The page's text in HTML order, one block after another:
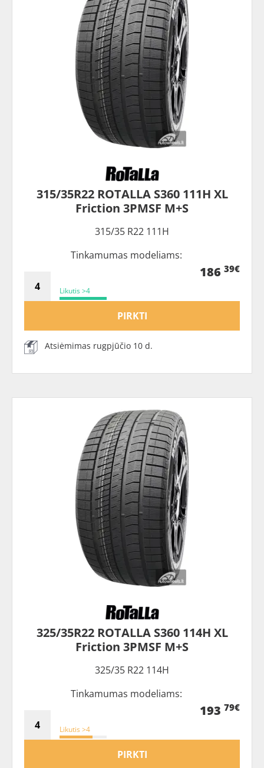
315/35R22 ROTALLA S360 111H XL
Friction 3PMSF M+S
315/35 R22 111H
Tinkamumas modeliams:
Likutis >4
186 39€
PIRKTI
Atsiėmimas rugpjūčio 10 d.
325/35R22 ROTALLA S360 114H XL
Friction 3PMSF M+S
325/35 R22 114H
Tinkamumas modeliams:
Likutis >4
193 79€
PIRKTI